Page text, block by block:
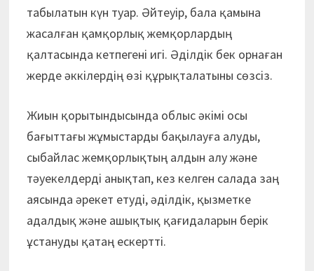
табылатын күн туар. Әйтеуір, бала қамына
жасалған қамқорлық жемқорлардың
қалтасында кетпегені игі. Әділдік бек орнаған
жерде әккілердің өзі құрықталатыны сөзсіз.
Жиын қорытындысында облыс әкімі осы
бағыттағы жұмыстарды бақылауға алуды,
сыбайлас жемқорлықтың алдын алу және
тәуекелдерді анықтап, кез келген салада заң
аясында әрекет етуді, әділдік, қызметке
адалдық және ашықтық қағидаларын берік
ұстануды қатаң ескертті.